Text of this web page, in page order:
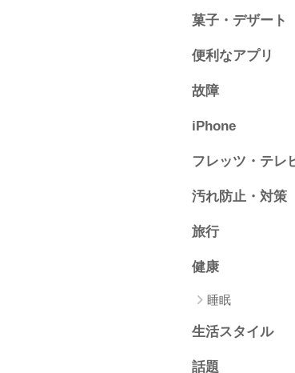
菓子・デザート
便利なアプリ
故障
iPhone
フレッツ・テレ
汚れ防止・対策
旅行
健康
睡眠
生活スタイル
話題